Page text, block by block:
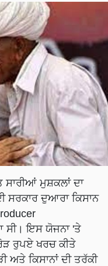
ਸਾਰੀਆਂ ਮੁਸ਼ਕਲਾਂ ਦਾ
ਸਰਕਾਰ ਦੁਆਰਾ ਕਿਸਾਨ
ਸੀ। ਇਸ ਯੋਜਨਾ 'ਤੇ
ਰੁਪਏ ਖਰਚ ਕੀਤੇ
ਅਤੇ ਕਿਸਾਨਾਂ ਦੀ ਤਰੱਕੀ